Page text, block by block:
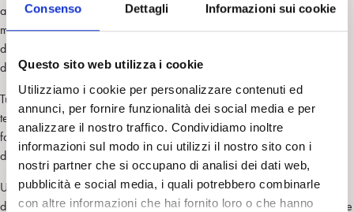
Consenso Dettagli Informazioni sui cookie
Questo sito web utilizza i cookie
Utilizziamo i cookie per personalizzare contenuti ed
annunci, per fornire funzionalità dei social media e per
analizzare il nostro traffico. Condividiamo inoltre
informazioni sul modo in cui utilizzi il nostro sito con i
nostri partner che si occupano di analisi dei dati web,
pubblicità e social media, i quali potrebbero combinarle
con altre informazioni che hai fornito loro o che hanno
anche il ricercatore in un laboratorio sperimentale influenza in qualche
modo quello che accade. Il punto di osservazione fa parte
dell’esperimento e i dati conclusivi di questo vanno considerati alla luce
dello sguardo di chi ha promosso ed osservato l’esperimento.
Tutto questo riguarda l’operatore della salute mentale e ci interroga sulle
teorie implicite che condizionano continuamente nell’osservazione dei
fatti clinici e continua a porre di un dilemma irrisolvibile: come far
dialogare la cultura umanistica con quella scientifica?
Una cultura scientifica aperta il più possibile ai contesti sociali e sanitari,
dalla parte di chi ha meno potere, ovvero i pazienti cosiddetti difficili che